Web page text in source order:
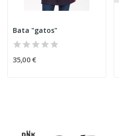
Bata "gatos"
35,00 €